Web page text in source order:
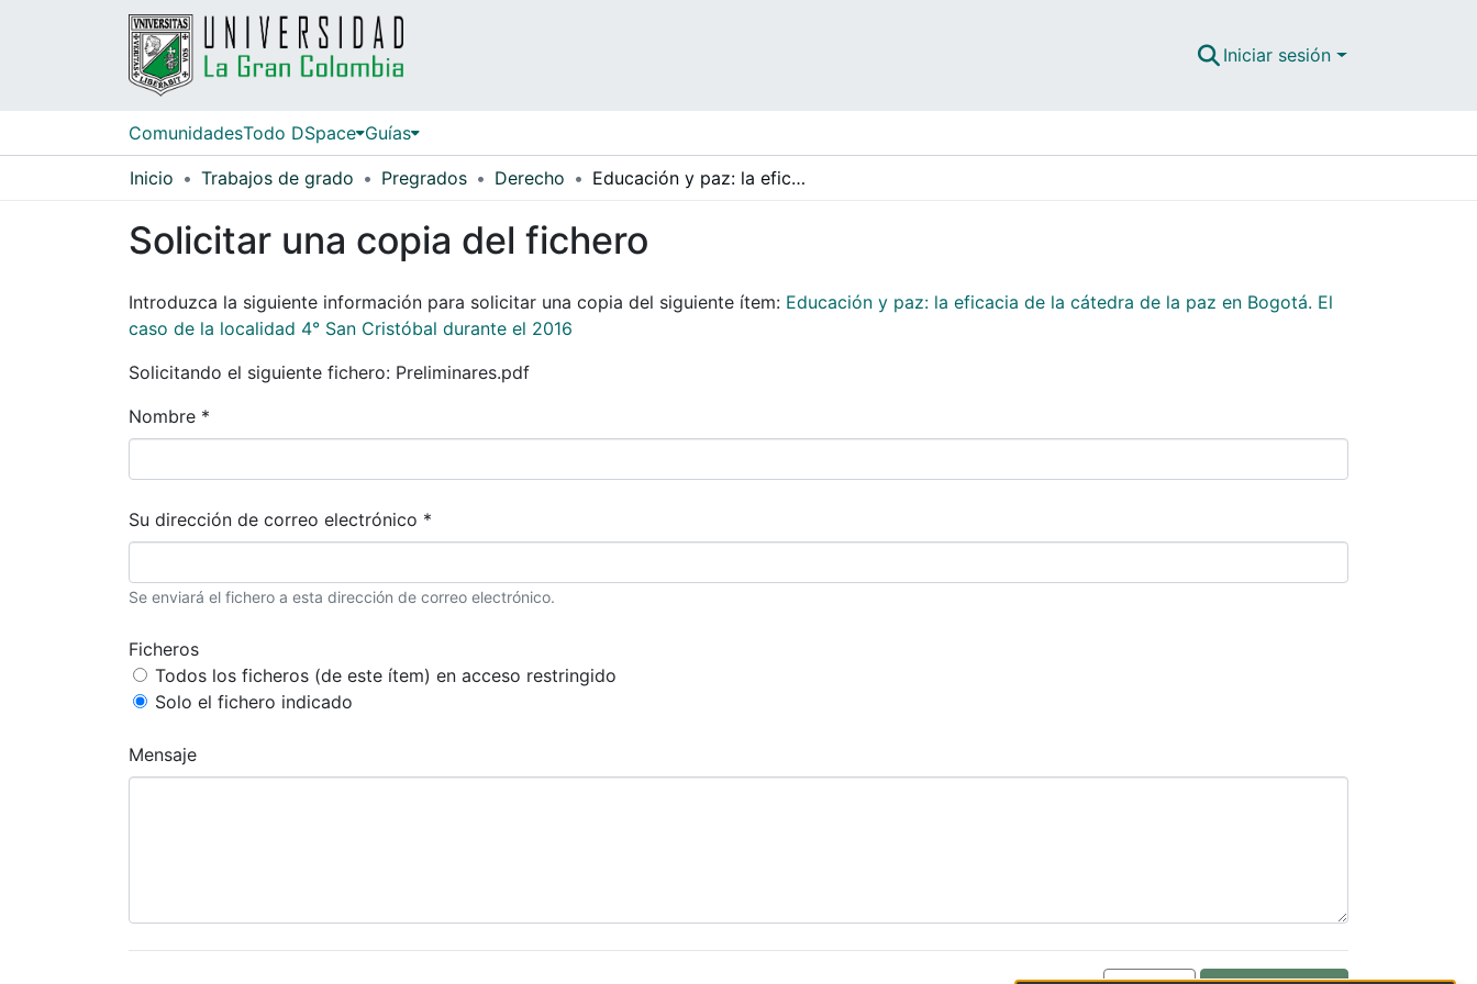
Iniciar sesión
ComunidadesTodo DSpace Guías
Inicio Trabajos de grado Pregrados Derecho Educación y paz: la eficacia de la cátedra de la paz en Bogotá. El caso de la localidad 4° San Cristóbal durante el 2016
Solicitar una copia del fichero
Introduzca la siguiente información para solicitar una copia del siguiente ítem: Educación y paz: la eficacia de la cátedra de la paz en Bogotá. El
caso de la localidad 4° San Cristóbal durante el 2016
Solicitando el siguiente fichero: Preliminares.pdf
Nombre *
Su dirección de correo electrónico *
Se enviará el fichero a esta dirección de correo electrónico.
Ficheros
Todos los ficheros (de este ítem) en acceso restringido
Solo el fichero indicado
Mensaje